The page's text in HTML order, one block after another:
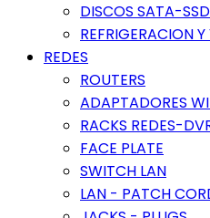
DISCOS SATA-
REFRIGERACION
REDES
ROUTERS
ADAPTADORES
RACKS REDES-
FACE PLATE
SWITCH LAN
LAN - PATCH